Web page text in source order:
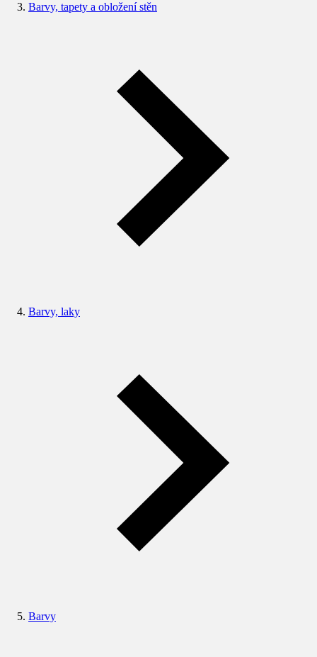
Barvy, tapety a obložení stěn
Barvy, laky
Barvy